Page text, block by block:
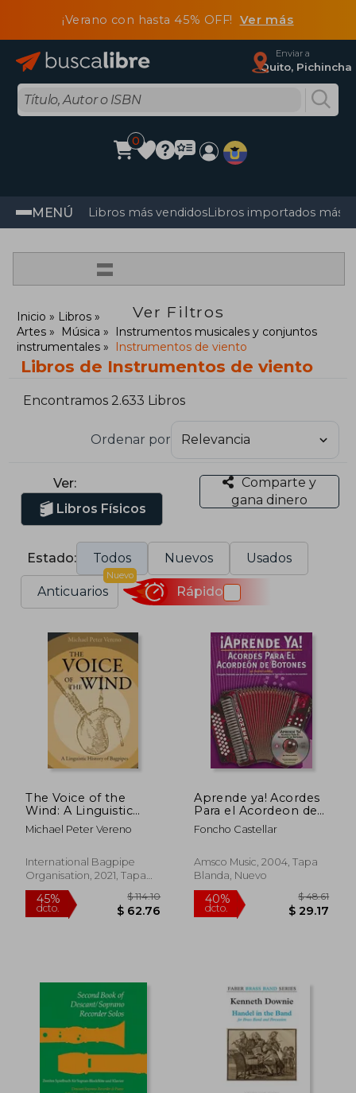
¡Verano con hasta 45% OFF! Ver más
Enviar a
Quito, Pichincha
0
MENÚ Libros más vendidosLibros importados más
=
Ver Filtros
Inicio
Libros
Artes
Música
Instrumentos musicales y conjuntos
instrumentales
Instrumentos de viento
Libros de Instrumentos de viento
Encontramos 2.633 Libros
Ordenar por
Ver:
Libros Físicos
Comparte y
gana dinero
Estado: Todos Nuevos Usados
Anticuarios
Nuevo
Rápido
The Voice of the
Wind: A Linguistic
History of Bagpipes
(en Inglés)
Michael Peter Vereno
International Bagpipe
Organisation, 2021, Tapa
Blanda, Nuevo
Aprende ya! Acordes
Para el Acordeon de
Botones (en Inglés)
Foncho Castellar
Amsco Music, 2004, Tapa
Blanda, Nuevo
40%
dcto.